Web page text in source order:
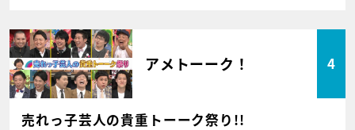
アメトーーク！ 4
売れっ子芸人の貴重トーーク祭り!!